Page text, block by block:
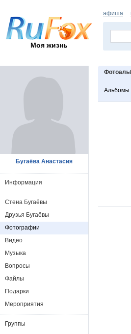
Моя жизнь
афиша
Альбомы
Бугаёва Анастасия
Информация
Стена Бугаёвы
Друзья Бугаёвы
Фотографии
Видео
Музыка
Вопросы
Файлы
Подарки
Мероприятия
Группы